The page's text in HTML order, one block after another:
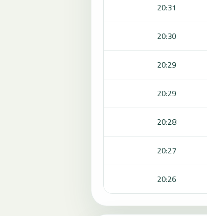
20:31
20:30
20:29
20:29
20:28
20:27
20:26